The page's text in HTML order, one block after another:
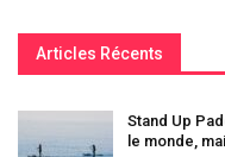
Articles Récents
Stand Up
le monde,